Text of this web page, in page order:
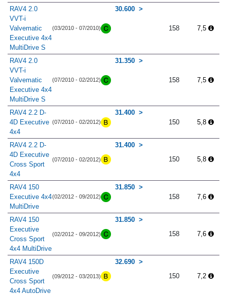
RAV4 2.0
VVT-i
Valvematic
Executive 4x4
MultiDrive S
(03/2010 - 07/2010)
30.600
158 7,5
RAV4 2.0
VVT-i
Valvematic
Executive 4x4
MultiDrive S
(07/2010 - 02/2012)
31.350
158 7,5
RAV4 2.2 D-
4D Executive
4x4
(07/2010 - 02/2012)
31.400
150
5,8
RAV4 2.2 D-
4D Executive
Cross Sport
4x4
(07/2010 - 02/2012)
31.400
150
5,8
RAV4 150
Executive 4x4
MultiDrive
(02/2012 - 09/2012)
31.850
158
7,6
RAV4 150
Executive
Cross Sport
4x4 MultiDrive
(02/2012 - 09/2012)
31.850
158
7,6
RAV4 150D
Executive
Cross Sport
4x4 AutoDrive
(09/2012 - 03/2013)
32.690
150
7,2